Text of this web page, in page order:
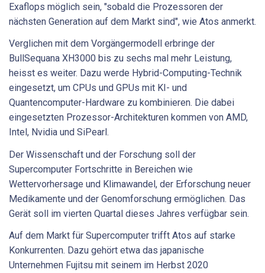
Exaflops möglich sein, "sobald die Prozessoren der
nächsten Generation auf dem Markt sind", wie Atos anmerkt.
Verglichen mit dem Vorgängermodell erbringe der
BullSequana XH3000 bis zu sechs mal mehr Leistung,
heisst es weiter. Dazu werde Hybrid-Computing-Technik
eingesetzt, um CPUs und GPUs mit KI- und
Quantencomputer-Hardware zu kombinieren. Die dabei
eingesetzten Prozessor-Architekturen kommen von AMD,
Intel, Nvidia und SiPearl.
Der Wissenschaft und der Forschung soll der
Supercomputer Fortschritte in Bereichen wie
Wettervorhersage und Klimawandel, der Erforschung neuer
Medikamente und der Genomforschung ermöglichen. Das
Gerät soll im vierten Quartal dieses Jahres verfügbar sein.
Auf dem Markt für Supercomputer trifft Atos auf starke
Konkurrenten. Dazu gehört etwa das japanische
Unternehmen Fujitsu mit seinem im Herbst 2020